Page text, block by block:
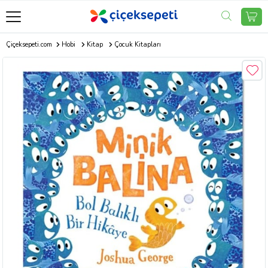
Çiçeksepeti.com Hobi Kitap Çocuk Kitapları